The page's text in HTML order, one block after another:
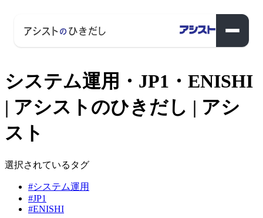
システム運用・JP1・ENISHI
| アシストのひきだし | アシ
スト
選択されているタグ
#システム運用
#JP1
#ENISHI